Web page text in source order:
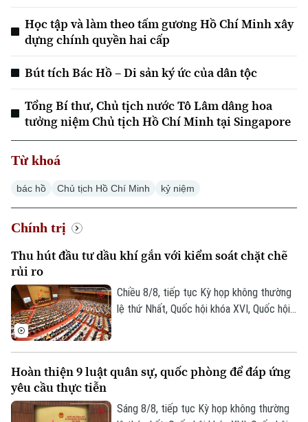
Học tập và làm theo tấm gương Hồ Chí Minh xây
dựng chính quyền hai cấp
Bút tích Bác Hồ – Di sản ký ức của dân tộc
Tổng Bí thư, Chủ tịch nước Tô Lâm dâng hoa
tưởng niệm Chủ tịch Hồ Chí Minh tại Singapore
Từ khoá
bác hồ Chủ tịch Hồ Chí Minh kỷ niệm
Chính trị
Thu hút đầu tư dầu khí gắn với kiểm soát chặt chẽ
rủi ro
Chiều 8/8, tiếp tục Kỳ họp không thường
lệ thứ Nhất, Quốc hội khóa XVI, Quốc hội
để thu hút đầu tư vào những khu vực có
tăng phân cấp, phân quyền cho Tập đoàn
Hoàn thiện 9 luật quân sự, quốc phòng để đáp ứng
yêu cầu thực tiễn
Sáng 8/8, tiếp tục Kỳ họp không thường